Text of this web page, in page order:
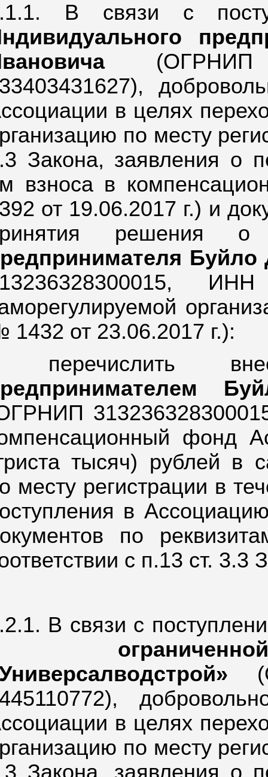
В связи с
(ОГРНИП
в целях
по месту
Закона, заявления о
взноса в
от 19.06.2017 г.) и
решения
ИНН
1432 от 23.06.2017 г.):
перечислить
фонд
тысяч) рублей в
месту регистрации в
в
по
с п.13 ст. 3.3
В связи с
в целях
по месту
Закона, заявления о